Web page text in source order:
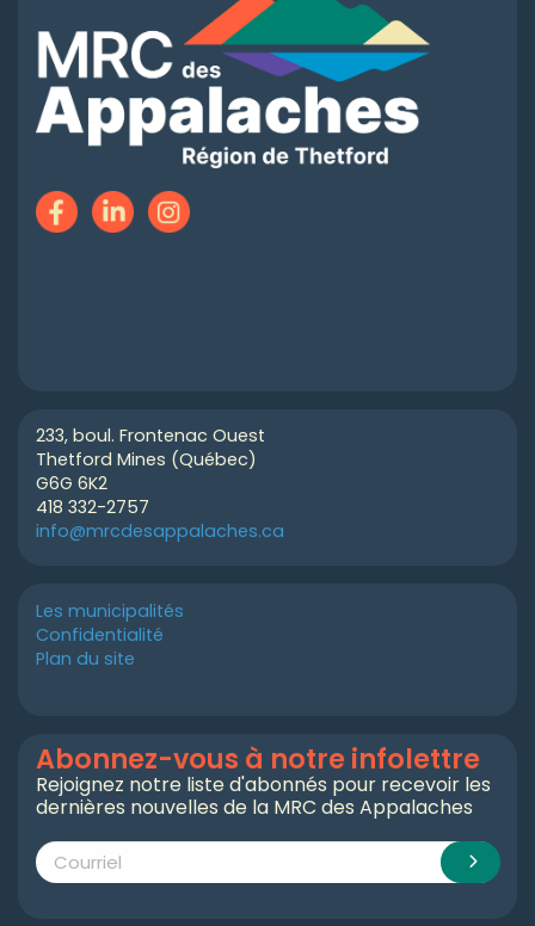
233, boul. Frontenac Ouest
Thetford Mines (Québec)
G6G 6K2
418 332-2757
info@mrcdesappalaches.ca
Les municipalités
Confidentialité
Plan du site
Abonnez-vous à notre infolettre
Rejoignez notre liste d'abonnés pour recevoir les
dernières nouvelles de la MRC des Appalaches